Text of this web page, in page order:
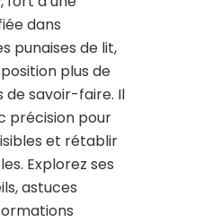
dans
punaises de lit,
plus de
de savoir-faire. Il
précision pour
et rétablir
Explorez ses
astuces